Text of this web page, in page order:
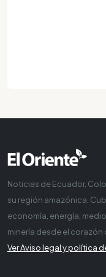
Noticias de Ecuador,
su región amazónica.
economía, energía,
minería desde el corazón
Ver Aviso legal y política